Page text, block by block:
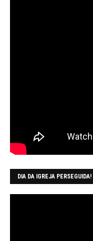
DIA DA IGREJA PERSEGUIDA!